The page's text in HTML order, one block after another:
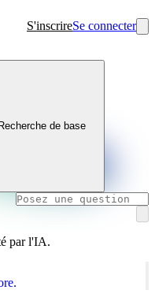
S'inscrireSe connecter
Recherche de base
par l'IA.